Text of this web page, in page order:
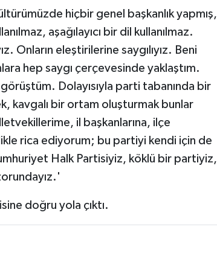
hiçbir genel başkanlık yapmış,
aşağılayıcı bir dil kullanılmaz.
Onların eleştirilerine saygılıyız. Beni
hep saygı çerçevesinde yaklaştım.
Dolayısıyla parti tabanında bir
kavgalı bir ortam oluşturmak bunlar
il başkanlarına, ilçe
rica ediyorum; bu partiyi kendi için de
Halk Partisiyiz, köklü bir partiyiz,
doğru yola çıktı.